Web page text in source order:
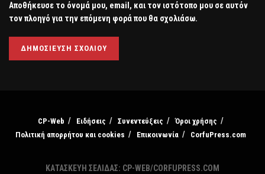
Αποθήκευσε το όνομά μου, email, και τον ιστότοπο μου σε αυτόν
τον πλοηγό για την επόμενη φορά που θα σχολιάσω.
CP-Web Ειδήσεις Συνεντεύξεις
Όροι χρήσης
Πολιτική απορρήτου και cookies
Επικοινωνία CorfuPress.com
ΚΑΤΑΣΚΕΥΗ ΣΕΛΙΔΑΣ: CP-WEB/CORFUPRESS.COM